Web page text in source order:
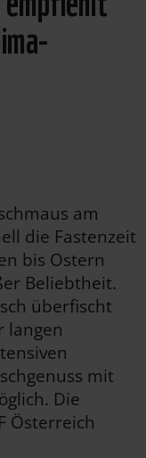
am
die Fastenzeit
bis Ostern
Beliebtheit.
überfischt
langen
mit
Die
Österreich